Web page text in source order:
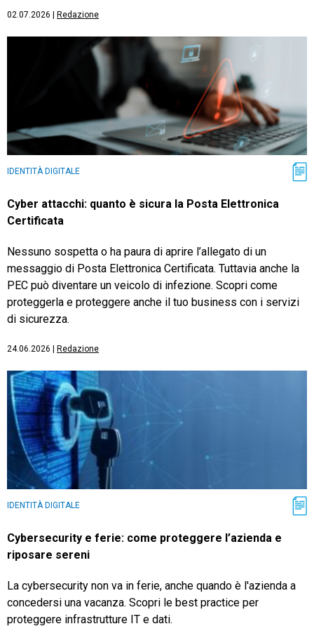
02.07.2026 | Redazione
IDENTITÀ DIGITALE
Cyber attacchi: quanto è sicura la Posta Elettronica
Certificata
Nessuno sospetta o ha paura di aprire l’allegato di un
messaggio di Posta Elettronica Certificata. Tuttavia anche la
PEC può diventare un veicolo di infezione. Scopri come
proteggerla e proteggere anche il tuo business con i servizi
di sicurezza.
24.06.2026 | Redazione
IDENTITÀ DIGITALE
Cybersecurity e ferie: come proteggere l’azienda e
riposare sereni
La cybersecurity non va in ferie, anche quando è l'azienda a
concedersi una vacanza. Scopri le best practice per
proteggere infrastrutture IT e dati.